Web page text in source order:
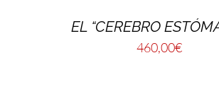
EL “CEREBRO
460,00€